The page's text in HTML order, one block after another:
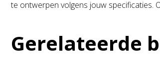
te ontwerpen volgens jouw specificaties.
Gerelateerde